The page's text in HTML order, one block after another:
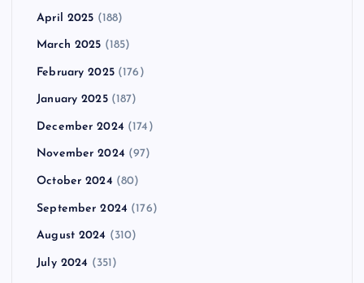
April 2025 (188)
March 2025 (185)
February 2025(176)
January 2025(187)
December 2024 (174)
November 2024 (97)
October 2024 (80)
September 2024 (176)
August 2024 (310)
July 2024 (351)